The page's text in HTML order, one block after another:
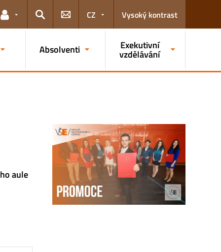
Odkazy pro uživatele
Hledat
CZ Vysoký kontrast
Absolventi Exekutivní
vzdělávání
aule